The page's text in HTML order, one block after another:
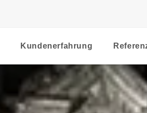
Kundenerfahrung